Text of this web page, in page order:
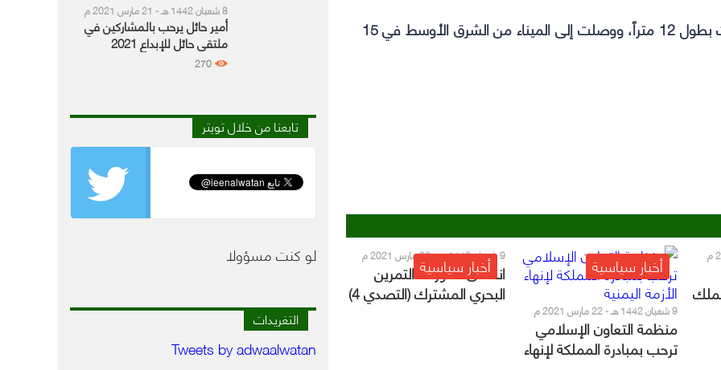
وأضاف أن شحنة المخدرات تم تخزينها في 3 حاويات بطول 12 متراً، ووصلت إلى الميناء من الشرق الأوسط في 15
أخبار سياسية
9 شعبان 1442 هـ - 22 مارس 2021 م
منظمة التعاون الإسلامي
ترحب بمبادرة المملكة لإنهاء
أخبار سياسية 9 شعبان 1442 هـ - 22 مارس 2021 م
انطلاق مناورات التمرين
البحري المشترك (التصدي 4)
والذي تنفذه القوات البحرية
8 شعبان 1442 هـ - 21 مارس 2021 م
أمير حائل يرحب بالمشاركين في
ملتقى حائل للإبداع 2021
270
تابعنا من خلال تويتر
لو كنت مسؤولا
التغريدات
Tweets by adwaalwatan